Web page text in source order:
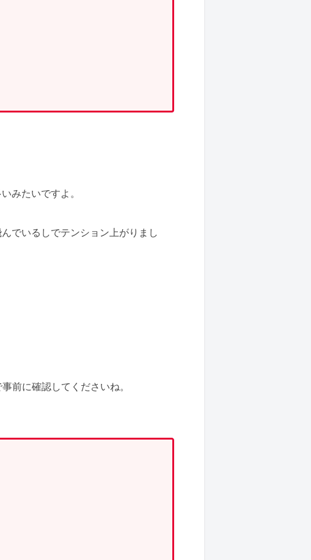
みたいですよ。
でいるしでテンション上がりまし
前に確認してくださいね。